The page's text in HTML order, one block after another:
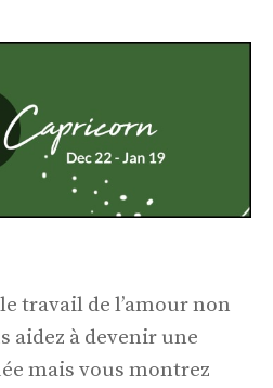
travail de l’amour non
aidez à devenir une
mais vous montrez